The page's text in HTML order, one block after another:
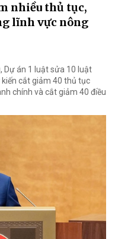
nhiều thủ tục,
lĩnh vực nông
Dự án 1 luật sửa 10 luật
cắt giảm 40 thủ tục
chính và cắt giảm 40 điều